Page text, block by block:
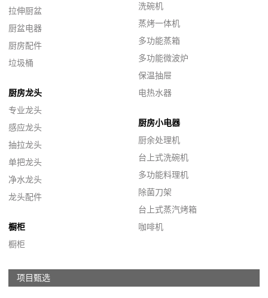
拉伸厨盆
厨盆电器
厨房配件
垃圾桶
厨房龙头
专业龙头
感应龙头
抽拉龙头
单把龙头
净水龙头
龙头配件
橱柜
橱柜
洗碗机
蒸烤一体机
多功能蒸箱
多功能微波炉
保温抽屉
电热水器
厨房小电器
厨余处理机
台上式洗碗机
多功能料理机
除菌刀架
台上式蒸汽烤箱
咖啡机
项目甄选